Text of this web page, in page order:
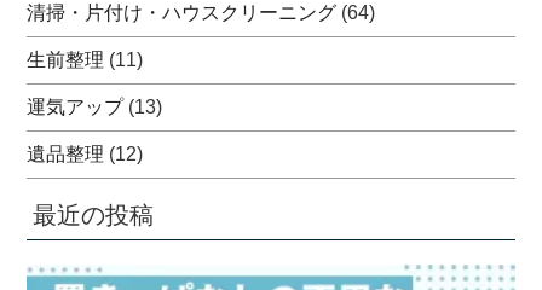
清掃・片付け・ハウスクリーニング (64)
生前整理 (11)
運気アップ(13)
遺品整理 (12)
最近の投稿